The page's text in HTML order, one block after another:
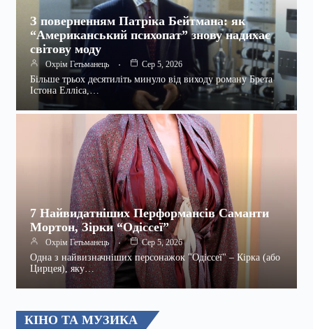
З поверненням Патріка Бейтмана: як
“Американський психопат” знову надихає
світову моду
Охрім Гетьманець Сер 5, 2026
Більше трьох десятиліть минуло від виходу роману Брета
Істона Елліса,…
7 Найвидатніших Перформансів Саманти
Мортон, Зірки “Одіссеї”
Охрім Гетьманець Сер 5, 2026
Одна з найвизначніших персонажок "Одіссеї" – Кірка (або
Цирцея), яку…
КІНО ТА МУЗИКА